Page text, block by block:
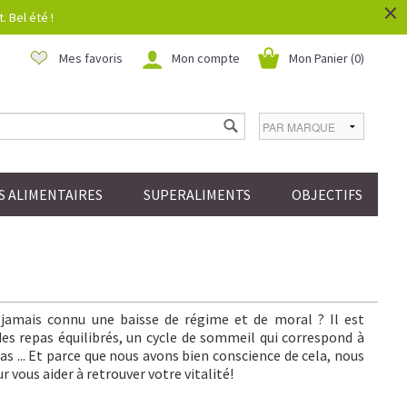
Bel été ! ×
Mon Panier (0)
Mon compte
Mes favoris
ALIMENTAIRES SUPERALIMENTS OBJECTIFS
connu une baisse de régime et de moral ? Il est
repas équilibrés, un cycle de sommeil qui correspond à
Et parce que nous avons bien conscience de cela, nous
vous aider à retrouver votre vitalité!